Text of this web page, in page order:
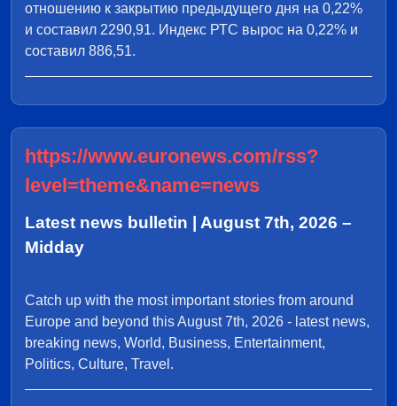
отношению к закрытию предыдущего дня на 0,22%
и составил 2290,91. Индекс РТС вырос на 0,22% и
составил 886,51.
https://www.euronews.com/rss?
level=theme&name=news
Latest news bulletin | August 7th, 2026 –
Midday
Catch up with the most important stories from around
Europe and beyond this August 7th, 2026 - latest news,
breaking news, World, Business, Entertainment,
Politics, Culture, Travel.